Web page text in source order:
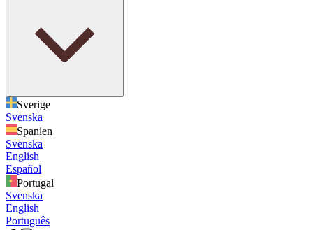
Sverige
Svenska
Spanien
Svenska
English
Español
Portugal
Svenska
English
Português